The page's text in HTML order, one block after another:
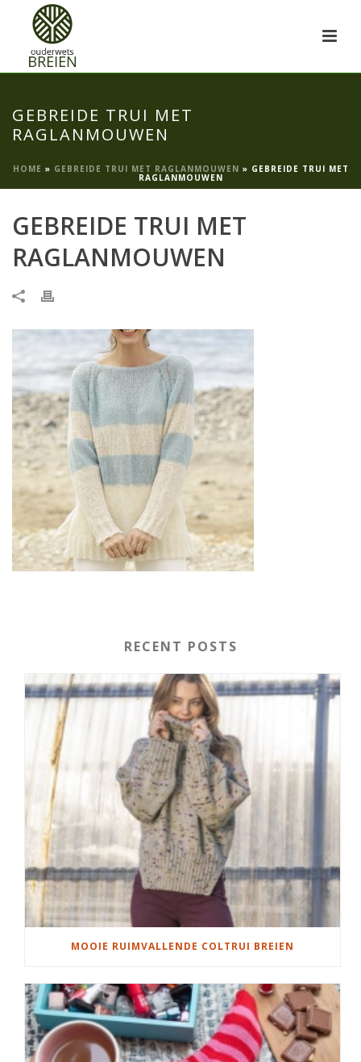
GEBREIDE TRUI MET
RAGLANMOUWEN
HOME » GEBREIDE TRUI MET RAGLANMOUWEN » GEBREIDE TRUI MET
RAGLANMOUWEN
GEBREIDE TRUI MET
RAGLANMOUWEN
RECENT POSTS
MOOIE RUIMVALLENDE COLTRUI BREIEN